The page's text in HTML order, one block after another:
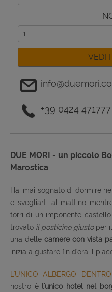
VEDI I
+39 0424 471777
DUE MORI - un piccolo
Marostica
Hai mai sognato di dormire
e svegliarti al mattino
torri di un imponente
trovato il posticino giustoper il
una delle camere con vista
inizia a gustare fin d'ora il
L'UNICO ALBERGO
nostro è l'unico hotel nel